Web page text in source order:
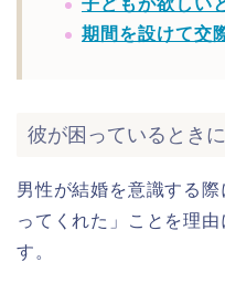
子どもが欲しい
期間を設けて交
彼が困っているとき
男性が結婚を意識する
ってくれた」ことを理
す。